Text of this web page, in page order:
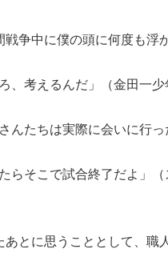
戦争中に僕の頭に何度も浮
、考えるんだ」（金田一
んたちは実際に会いに行
らそこで試合終了だよ」
あとに思うこととして、職